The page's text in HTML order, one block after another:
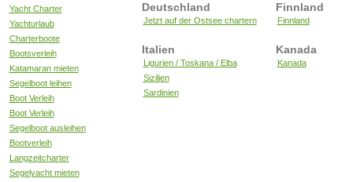
Yacht Charter
Yachturlaub
Charterboote
Bootsverleih
Katamaran mieten
Segelboot leihen
Boot Verleih
Boot Verleih
Segelboot ausleihen
Bootverleih
Langzeitcharter
Segelyacht mieten
Deutschland
Jetzt auf der Ostsee chartern
Finnland
Finnland
Italien
Ligurien / Toskana / Elba
Sizilien
Sardinien
Kanada
Kanada